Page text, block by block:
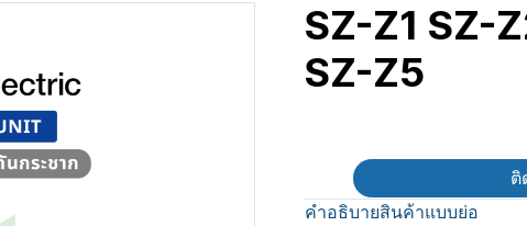
SZ-Z1 SZ-
SZ-Z5
ติ
คำอธิบายสินค้าแบบย่อ